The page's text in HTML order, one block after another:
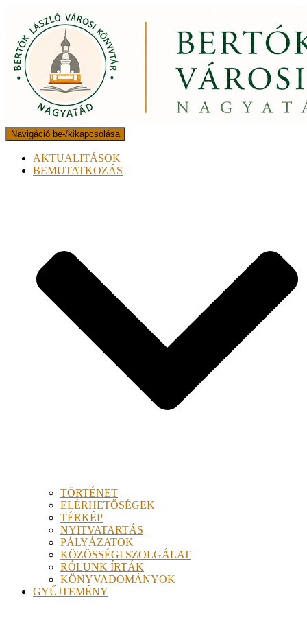
Navigáció be-/kikapcsolása
AKTUALITÁSOK
BEMUTATKOZÁS
TÖRTÉNET
ELÉRHETŐSÉGEK
TÉRKÉP
NYITVATARTÁS
PÁLYÁZATOK
KÖZÖSSÉGI SZOLGÁLAT
RÓLUNK ÍRTÁK
KÖNYVADOMÁNYOK
GYŰJTEMÉNY